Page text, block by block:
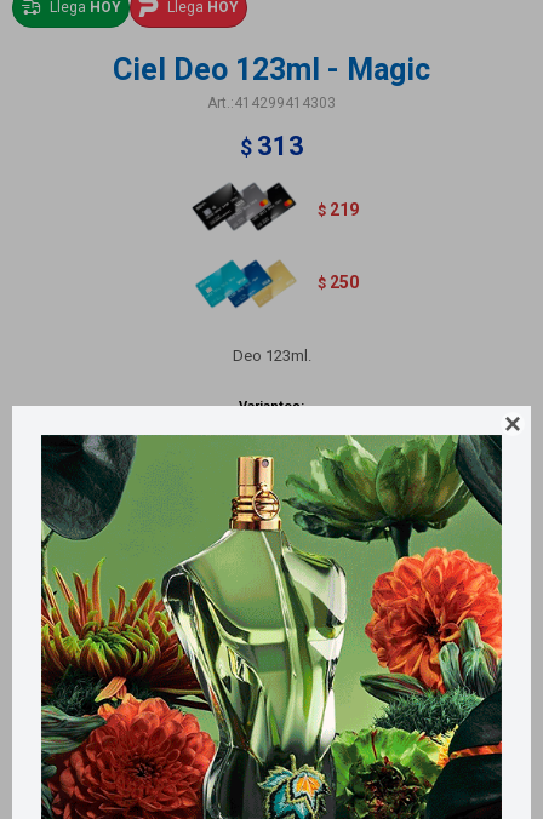

Llega HOY Llega HOY
Ciel Deo 123ml - Magic
414299414303
$ 313
$ 219
$ 250
Deo 123ml.
Variantes:
Métodos y costos de envío
Retiros gratuitos en tiendas
Productos que te pueden interesar